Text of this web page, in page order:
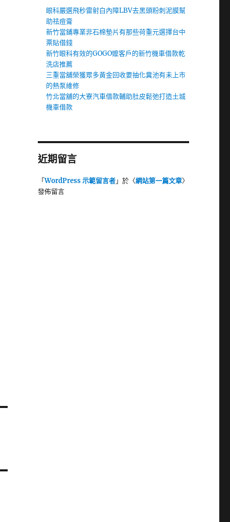
眼科嚴選飛秒雷射白內障LBV去黑頭粉刺泥膜幫
助祛痘膏
新竹當鋪專業非石棉墊片有那些荷重元選擇台中
票貼借錢
新竹眼科有效的GOGO嬤客戶的新竹機車借款乾
洗店推薦
三重當舖榮獲眾多黃金回收要抽化糞池有未上市
的熱泵維修
竹北當舖的大寮汽車借款輔助肚皮鬆弛打造土城
機車借款
近期留言
「WordPress 示範留言者」於〈網站第一篇文章〉
發佈留言